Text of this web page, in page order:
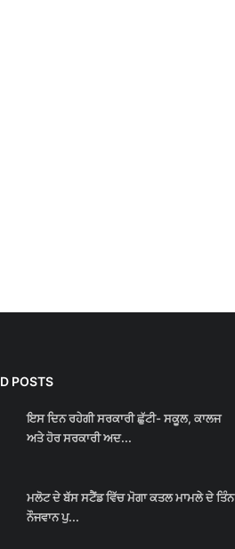
POSTS
ਇਸ ਦਿਨ ਰਹੇਗੀ ਸਰਕਾਰੀ ਛੁੱਟੀ- ਸਕੂਲ, ਕਾਲਜ
ਅਤੇ ਹੋਰ ਸਰਕਾਰੀ ਅਦ...
ਮਲੋਟ ਦੇ ਬੱਸ ਸਟੈਂਡ ਵਿੱਚ ਮੋਗਾ ਕਤਲ ਮਾਮਲੇ ਦੇ ਤਿੰਨ
ਨੌਜਵਾਨ ਪੁ...